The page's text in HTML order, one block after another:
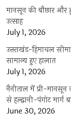
मानसून की बौछार और
उत्साह
July 1, 2026
उत्तराखंड-हिमाचल
सामान्य हुए हालात
July 1, 2026
नैनीताल में प्री-
से हल्द्वानी-पंगोट मार्ग
June 30, 2026